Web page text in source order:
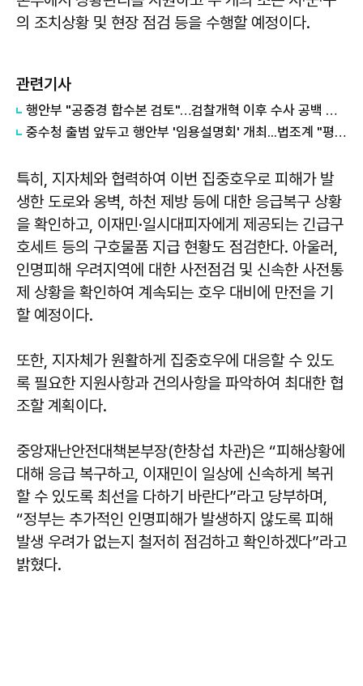
의 조치상황 및 현장 점검 등을 수행할 예정이다.
관련기사
행안부 "공중경 합수본 검토"…검찰개혁 이후 수사 공백 대응 나서
중수청 출범 앞두고 행안부 '임용설명회' 개최...법조계 "평검사들 전혀 관심 없어"
특히, 지자체와 협력하여 이번 집중호우로 피해가 발
생한 도로와 옹벽, 하천 제방 등에 대한 응급복구 상황
을 확인하고, 이재민·일시대피자에게 제공되는 긴급구
호세트 등의 구호물품 지급 현황도 점검한다. 아울러,
인명피해 우려지역에 대한 사전점검 및 신속한 사전통
제 상황을 확인하여 계속되는 호우 대비에 만전을 기
할 예정이다.
또한, 지자체가 원활하게 집중호우에 대응할 수 있도
록 필요한 지원사항과 건의사항을 파악하여 최대한 협
조할 계획이다.
중앙재난안전대책본부장(한창섭 차관)은 “피해상황에
대해 응급 복구하고, 이재민이 일상에 신속하게 복귀
할 수 있도록 최선을 다하기 바란다”라고 당부하며,
“정부는 추가적인 인명피해가 발생하지 않도록 피해
발생 우려가 없는지 철저히 점검하고 확인하겠다”라고
밝혔다.